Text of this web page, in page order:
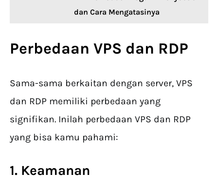
dan Cara Mengatasinya
Perbedaan VPS dan RDP
Sama-sama berkaitan dengan server, VPS
dan RDP memiliki perbedaan yang
signifikan. Inilah perbedaan VPS dan RDP
yang bisa kamu pahami:
1. Keamanan